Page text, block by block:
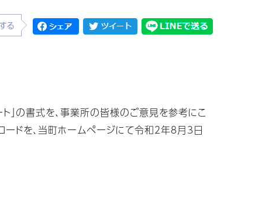
る
」の書式を、事業所の皆様のご意見を参考にこ
を、当町ホームページにて令和２年８月３日